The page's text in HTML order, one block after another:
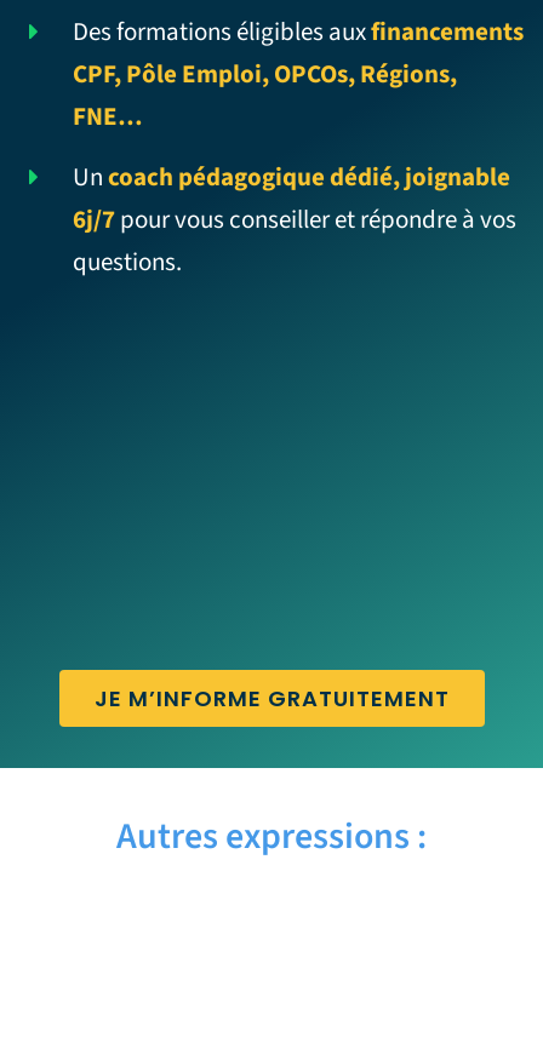
Des formations éligibles auxfinancements
CPF, Pôle Emploi, OPCOs, Régions,
FNE…
Uncoach pédagogique dédié, joignable
6j/7pour vous conseiller et répondre à vos
questions.
JE M’INFORME GRATUITEMENT
Autres expressions :